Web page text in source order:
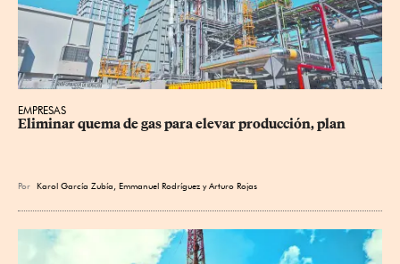
EMPRESAS
Eliminar quema de gas para elevar producción, plan
Por Karol García Zubía Emmanuel Rodríguez yArturo Rojas